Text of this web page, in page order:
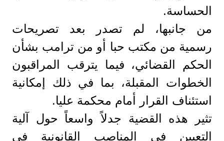
الحساسة.
من جانبها، لم تصدر بعد تصريحات
رسمية من مكتب حبا أو من ترامب بشأن
الحكم القضائي، فيما يترقب المراقبون
الخطوات المقبلة، بما في ذلك إمكانية
استئناف القرار أمام محكمة عليا.
تثير هذه القضية جدلاً واسعاً حول آلية
التعيين في المناصب القانونية في